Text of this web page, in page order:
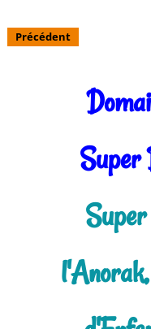
Précédent
Super